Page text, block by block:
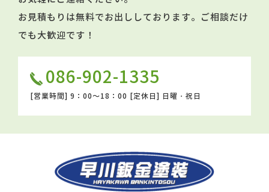
お見積もりは無料でお出ししております。ご相談だけ
でも大歓迎です！
086-902-1335
[営業時間] 9：00～18：00 [定休日] 日曜・祝日